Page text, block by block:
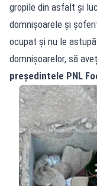
gropile din asfalt și
domnișoarele și
ocupat și nu le
domnișoarelor, să
președintele PNL